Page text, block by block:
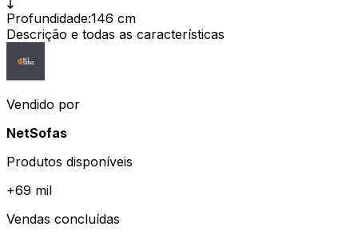
Profundidade:146 cm
Descrição e todas as características
Vendido por
NetSofas
Produtos disponíveis
+69 mil
Vendas concluídas